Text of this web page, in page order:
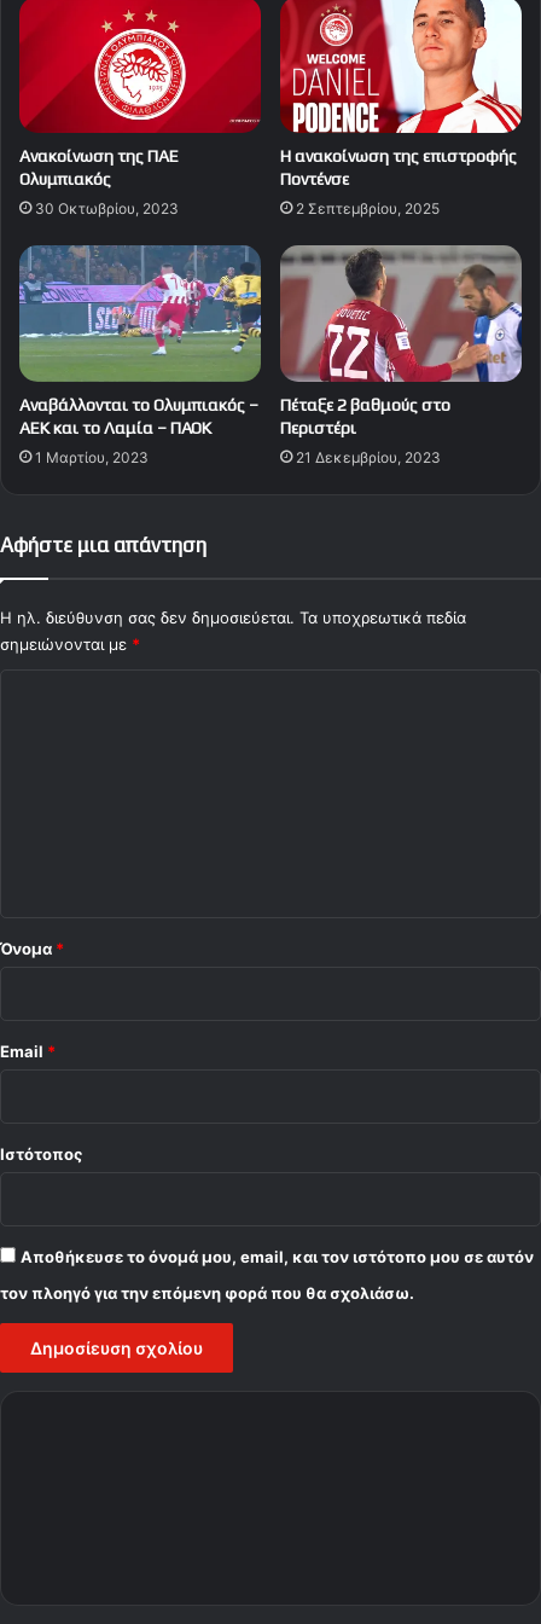
Ανακοίνωση της ΠΑΕ
Ολυμπιακός
30 Οκτωβρίου, 2023
Η ανακοίνωση της επιστροφής
Ποντένσε
2 Σεπτεμβρίου, 2025
Αναβάλλονται το Ολυμπιακός –
ΑΕΚ και το Λαμία – ΠΑΟΚ
1 Μαρτίου, 2023
Πέταξε 2 βαθμούς στο
Περιστέρι
21 Δεκεμβρίου, 2023
Αφήστε μια απάντηση
Η ηλ. διεύθυνση σας δεν δημοσιεύεται. Τα υποχρεωτικά πεδία
σημειώνονται με *
Όνομα *
Email *
Ιστότοπος
Αποθήκευσε το όνομά μου, email, και τον ιστότοπο μου σε αυτόν
τον πλοηγό για την επόμενη φορά που θα σχολιάσω.